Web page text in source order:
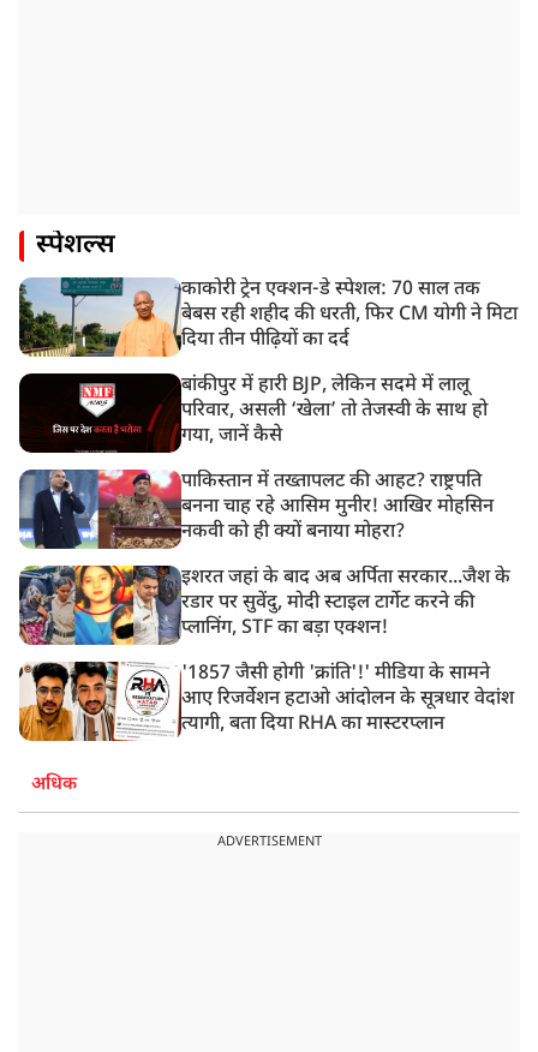
स्पेशल्स
काकोरी ट्रेन एक्शन-डे स्पेशल: 70 साल तक
बेबस रही शहीद की धरती, फिर CM योगी ने मिटा
दिया तीन पीढ़ियों का दर्द
बांकीपुर में हारी BJP, लेकिन सदमे में लालू
परिवार, असली ‘खेला’ तो तेजस्वी के साथ हो
गया, जानें कैसे
पाकिस्तान में तख्तापलट की आहट? राष्ट्रपति
बनना चाह रहे आसिम मुनीर! आखिर मोहसिन
नकवी को ही क्यों बनाया मोहरा?
इशरत जहां के बाद अब अर्पिता सरकार...जैश के
रडार पर सुवेंदु, मोदी स्टाइल टार्गेट करने की
प्लानिंग, STF का बड़ा एक्शन!
'1857 जैसी होगी 'क्रांति'!' मीडिया के सामने
आए रिजर्वेशन हटाओ आंदोलन के सूत्रधार वेदांश
त्यागी, बता दिया RHA का मास्टरप्लान
अधिक
ADVERTISEMENT